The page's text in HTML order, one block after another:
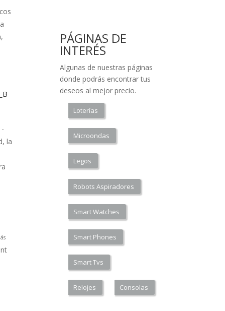
-
la
PÁGINAS DE
INTERÉS
Algunas de nuestras páginas
donde podrás encontrar tus
deseos al mejor precio.
Loterías
Microondas
Legos
Robots Aspiradores
Smart Watches
Smart Phones
Smart Tvs
Relojes Consolas